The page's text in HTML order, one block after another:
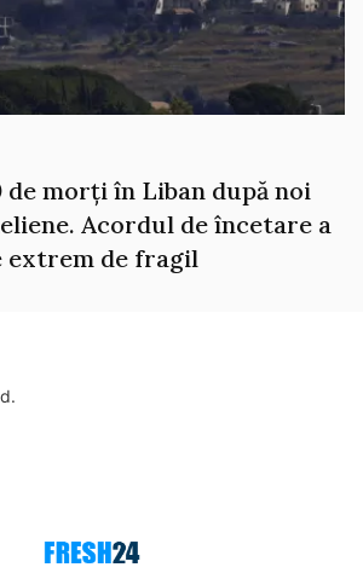
de morți în Liban după noi
Acordul de încetare a
extrem de fragil